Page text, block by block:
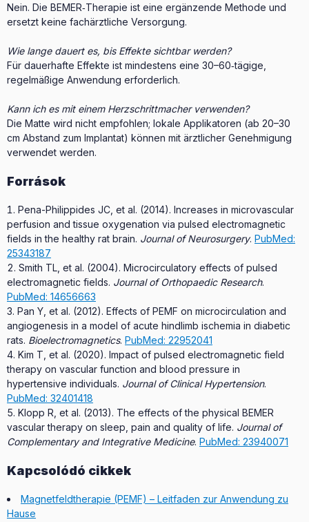
Nein. Die BEMER‑Therapie ist eine ergänzende Methode und
ersetzt keine fachärztliche Versorgung.
Wie lange dauert es, bis Effekte sichtbar werden?
Für dauerhafte Effekte ist mindestens eine 30–60‑tägige,
regelmäßige Anwendung erforderlich.
Kann ich es mit einem Herzschrittmacher verwenden?
Die Matte wird nicht empfohlen; lokale Applikatoren (ab 20–30
cm Abstand zum Implantat) können mit ärztlicher Genehmigung
verwendet werden.
Források
Pena-Philippides JC, et al. (2014). Increases in microvascular
perfusion and tissue oxygenation via pulsed electromagnetic
fields in the healthy rat brain. Journal of Neurosurgery. PubMed:
25343187
Smith TL, et al. (2004). Microcirculatory effects of pulsed
electromagnetic fields. Journal of Orthopaedic Research.
PubMed: 14656663
Pan Y, et al. (2012). Effects of PEMF on microcirculation and
angiogenesis in a model of acute hindlimb ischemia in diabetic
rats. Bioelectromagnetics. PubMed: 22952041
Kim T, et al. (2020). Impact of pulsed electromagnetic field
therapy on vascular function and blood pressure in
hypertensive individuals. Journal of Clinical Hypertension.
PubMed: 32401418
Klopp R, et al. (2013). The effects of the physical BEMER
vascular therapy on sleep, pain and quality of life. Journal of
Complementary and Integrative Medicine. PubMed: 23940071
Kapcsolódó cikkek
Magnetfeldtherapie (PEMF) – Leitfaden zur Anwendung zu
Hause